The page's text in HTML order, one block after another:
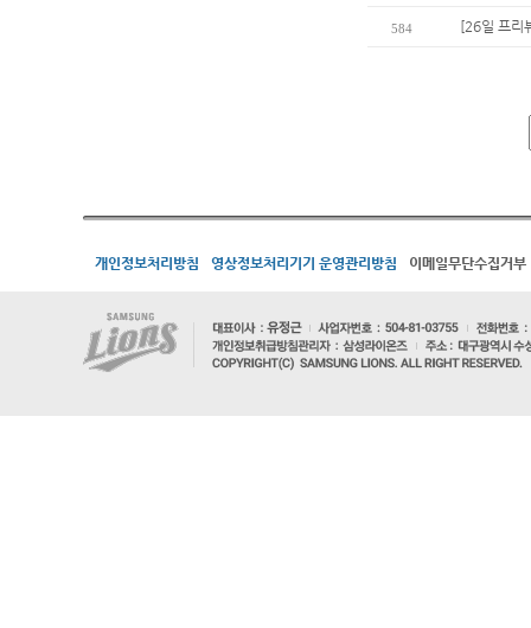
584 [26일 프리
개인정보처리방침 영상정보처리기기 운영관리방침 이메일무단수집거부